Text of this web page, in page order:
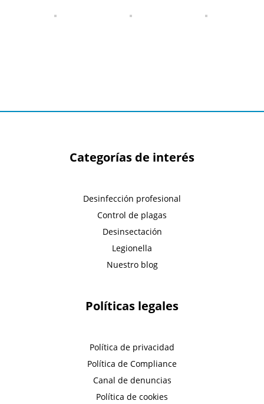
Categorías de interés
Desinfección profesional
Control de plagas
Desinsectación
Legionella
Nuestro blog
Políticas legales
Política de privacidad
Política de Compliance
Canal de denuncias
Política de cookies